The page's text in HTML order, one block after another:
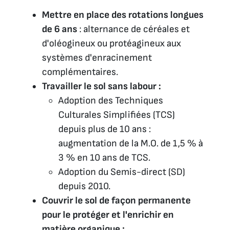
Mettre en place des rotations longues
de 6 ans : alternance de céréales et
d'oléogineux ou protéagineux aux
systèmes d'enracinement
complémentaires.
Travailler le sol sans labour :
Adoption des Techniques
Culturales Simplifiées (TCS)
depuis plus de 10 ans :
augmentation de la M.O. de 1,5 % à
3 % en 10 ans de TCS.
Adoption du Semis-direct (SD)
depuis 2010.
Couvrir le sol de façon permanente
pour le protéger et l'enrichir en